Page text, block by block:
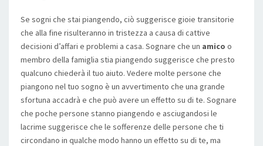
Se sogni che stai piangendo, ciò suggerisce gioie transitorie
che alla fine risulteranno in tristezza a causa di cattive
decisioni d’affari e problemi a casa. Sognare che un amico o
membro della famiglia stia piangendo suggerisce che presto
qualcuno chiederà il tuo aiuto. Vedere molte persone che
piangono nel tuo sogno è un avvertimento che una grande
sfortuna accadrà e che può avere un effetto su di te. Sognare
che poche persone stanno piangendo e asciugandosi le
lacrime suggerisce che le sofferenze delle persone che ti
circondano in qualche modo hanno un effetto su di te, ma